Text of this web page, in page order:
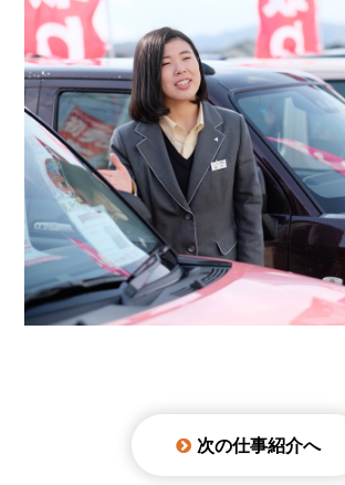
次の仕事紹介へ